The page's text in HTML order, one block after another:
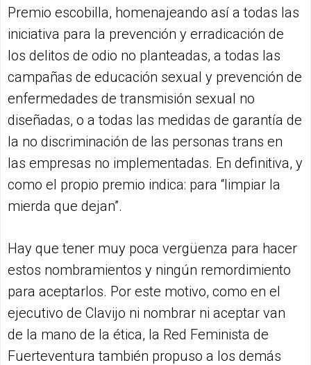
Premio escobilla, homenajeando así a todas las
iniciativa para la prevención y erradicación de
los delitos de odio no planteadas, a todas las
campañas de educación sexual y prevención de
enfermedades de transmisión sexual no
diseñadas, o a todas las medidas de garantía de
la no discriminación de las personas trans en
las empresas no implementadas. En definitiva, y
como el propio premio indica: para “limpiar la
mierda que dejan”.
Hay que tener muy poca vergüenza para hacer
estos nombramientos y ningún remordimiento
para aceptarlos. Por este motivo, como en el
ejecutivo de Clavijo ni nombrar ni aceptar van
de la mano de la ética, la Red Feminista de
Fuerteventura también propuso a los demás